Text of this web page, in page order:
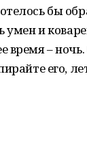
бы
умен и
время –
его,